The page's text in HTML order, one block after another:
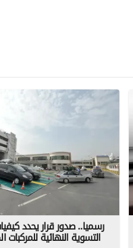
رسميا.. صدور قرار يحدد
التسوية النهائية للمركبات